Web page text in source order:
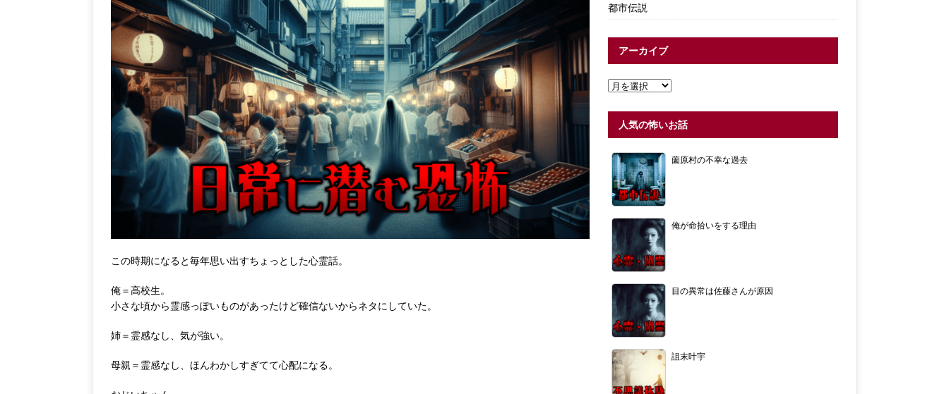
この時期になると毎年思い出すちょっとした心霊話。
俺＝高校生。
小さな頃から霊感っぽいものがあったけど確信ないからネタにしていた。
姉＝霊感なし、気が強い。
母親＝霊感なし、ほんわかしすぎてて心配になる。
都市伝説
アーカイブ
人気の怖いお話
薗原村の不幸な過去
俺が命拾いをする理由
目の異常は佐藤さんが原因
詛末叶宇